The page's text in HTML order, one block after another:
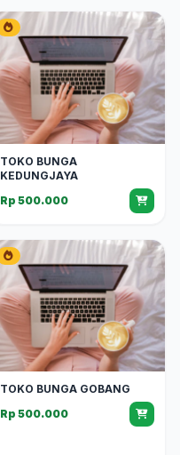
TOKO BUNGA
KEDUNGJAYA
Rp 500.000
TOKO BUNGA GOBANG
Rp 500.000